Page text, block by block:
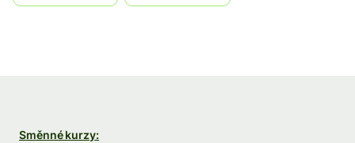
Směnné kurzy: